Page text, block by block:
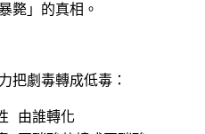
斃」的真相。
把劇毒轉成低毒：
由誰轉化